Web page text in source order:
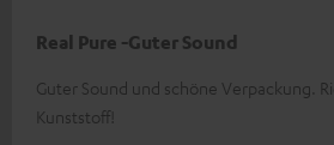
Real Pure -Guter Sound
Guter Sound und schöne Verpackung.
Kunststoff!